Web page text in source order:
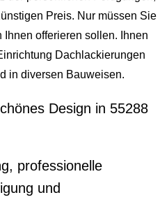
Preis. Nur müssen Sie
offerieren sollen. Ihnen
Dachlackierungen
in diversen Bauweisen.
Design in 55288
professionelle
und